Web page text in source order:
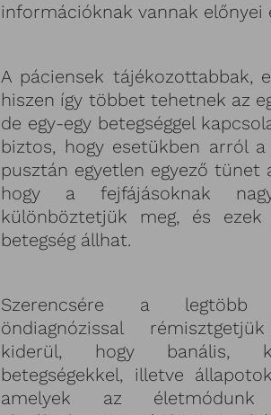
információknak vannak előnyei
A páciensek tájékozottabbak,
hiszen így többet tehetnek az
de egy-egy betegséggel
biztos, hogy esetükben arról
pusztán egyetlen egyező tünet
hogy a fejfájásoknak
különböztetjük meg, és
betegség állhat.
Szerencsére a legtöbb
öndiagnózissal
kiderül, hogy banális,
betegségekkel, illetve
amelyek az életmódunk